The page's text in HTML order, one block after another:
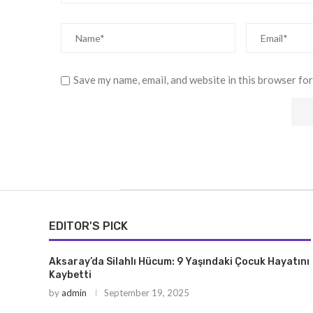
Save my name, email, and website in this browser
EDITOR'S PICK
Aksaray’da Silahlı Hücum: 9 Yaşındaki Çocuk Hayatını
Kaybetti
byadmin September 19, 2025